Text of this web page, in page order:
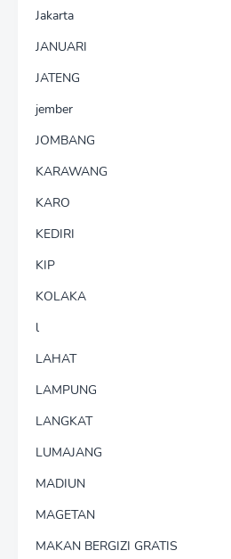
Jakarta
JANUARI
JATENG
jember
JOMBANG
KARAWANG
KARO
KEDIRI
KIP
KOLAKA
l
LAHAT
LAMPUNG
LANGKAT
LUMAJANG
MADIUN
MAGETAN
MAKAN BERGIZI GRATIS